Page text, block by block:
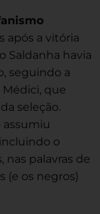
após a vitória
Saldanha havia
seguindo a
Médici, que
seleção.
assumiu
o
nas palavras de
(e os negros)